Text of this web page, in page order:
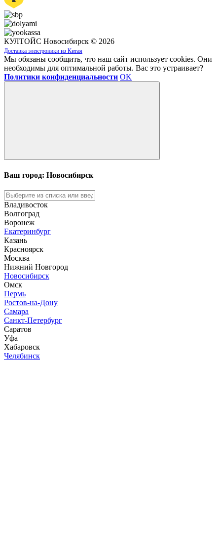
КУЛТОЙС Новосибирск © 2026
Доставка электроники из Китая
Мы обязаны сообщить, что наш сайт использует cookies. Они
необходимы для оптимальной работы. Вас это устраивает?
Политики конфиденциальности OK
Ваш город: Новосибирск
Владивосток
Волгоград
Воронеж
Екатеринбург
Казань
Красноярск
Москва
Нижний Новгород
Новосибирск
Омск
Пермь
Ростов-на-Дону
Самара
Санкт-Петербург
Саратов
Уфа
Хабаровск
Челябинск